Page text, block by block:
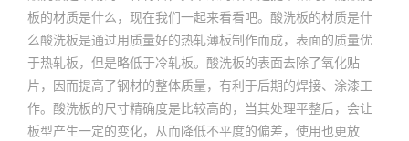
板的材质是什么，现在我们一起来看看吧。酸洗板的材质是什
么酸洗板是通过用质量好的热轧薄板制作而成，表面的质量优
于热轧板，但是略低于冷轧板。酸洗板的表面去除了氧化贴
片，因而提高了钢材的整体质量，有利于后期的焊接、涂漆工
作。酸洗板的尺寸精确度是比较高的，当其处理平整后，会让
板型产生一定的变化，从而降低不平度的偏差，使用也更放